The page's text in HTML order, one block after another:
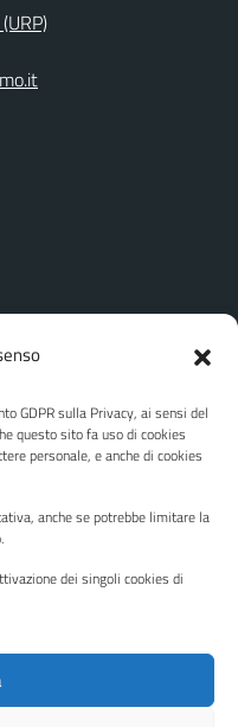
GDPR sulla Privacy, ai sensi del
questo sito fa uso di cookies
personale, e anche di cookies
anche se potrebbe limitare la
dei singoli cookies di